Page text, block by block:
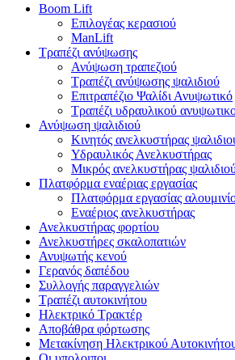
Boom Lift
Επιλογέας κερασιού
ManLift
Τραπέζι ανύψωσης
Ανύψωση τραπεζιού
Τραπέζι ανύψωσης ψαλιδιού
Επιτραπέζιο Ψαλίδι Ανυψωτικό
Τραπέζι υδραυλικού
Ανύψωση ψαλιδιού
Κινητός ανελκυστήρας
Υδραυλικός Ανελκυστήρας
Μικρός ανελκυστήρας
Πλατφόρμα εναέριας εργασίας
Πλατφόρμα εργασίας
Εναέριος ανελκυστήρας
Ανελκυστήρας φορτίου
Ανελκυστήρες σκαλοπατιών
Ανυψωτής κενού
Γερανός δαπέδου
Συλλογής παραγγελιών
Τραπέζι αυτοκινήτου
Ηλεκτρικό Τρακτέρ
Αποβάθρα φόρτωσης
Μετακίνηση Ηλεκτρικού